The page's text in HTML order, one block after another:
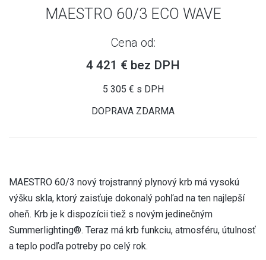
MAESTRO 60/3 ECO WAVE
Cena od:
4 421 € bez DPH
5 305 € s DPH
DOPRAVA ZDARMA
MAESTRO 60/3 nový trojstranný plynový krb má vysokú
výšku skla, ktorý zaisťuje dokonalý pohľad na ten najlepší
oheň. Krb je k dispozícii tiež s novým jedinečným
Summerlighting®. Teraz má krb funkciu, atmosféru, útulnosť
a teplo podľa potreby po celý rok.